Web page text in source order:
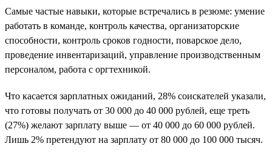
Самые частые навыки, которые встречались в резюме: умение
работать в команде, контроль качества, организаторские
способности, контроль сроков годности, поварское дело,
проведение инвентаризаций, управление производственным
персоналом, работа с оргтехникой.
Что касается зарплатных ожиданий, 28% соискателей указали,
что готовы получать от 30 000 до 40 000 рублей, еще треть
(27%) желают зарплату выше — от 40 000 до 60 000 рублей.
Лишь 2% претендуют на зарплату от 80 000 до 100 000 тысяч.